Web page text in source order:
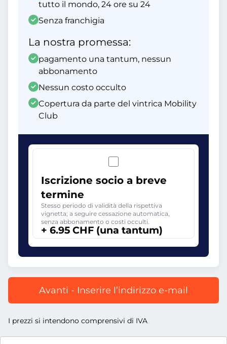
tutto il mondo, 24 ore su 24
Senza franchigia
La nostra promessa:
pagamento una tantum, nessun
abbonamento
Nessun costo occulto
Copertura da parte del vintrica Mobility
Club
Iscrizione socio a breve
termine
Stesso periodo di validità della rispettiva
vignetta; a seguire cessazione automatica,
senza abbonamento o costi occulti.
+ 6.95 CHF (una tantum)
Avanti - Inserire l’indirizzo e-mail
I prezzi si intendono comprensivi di IVA